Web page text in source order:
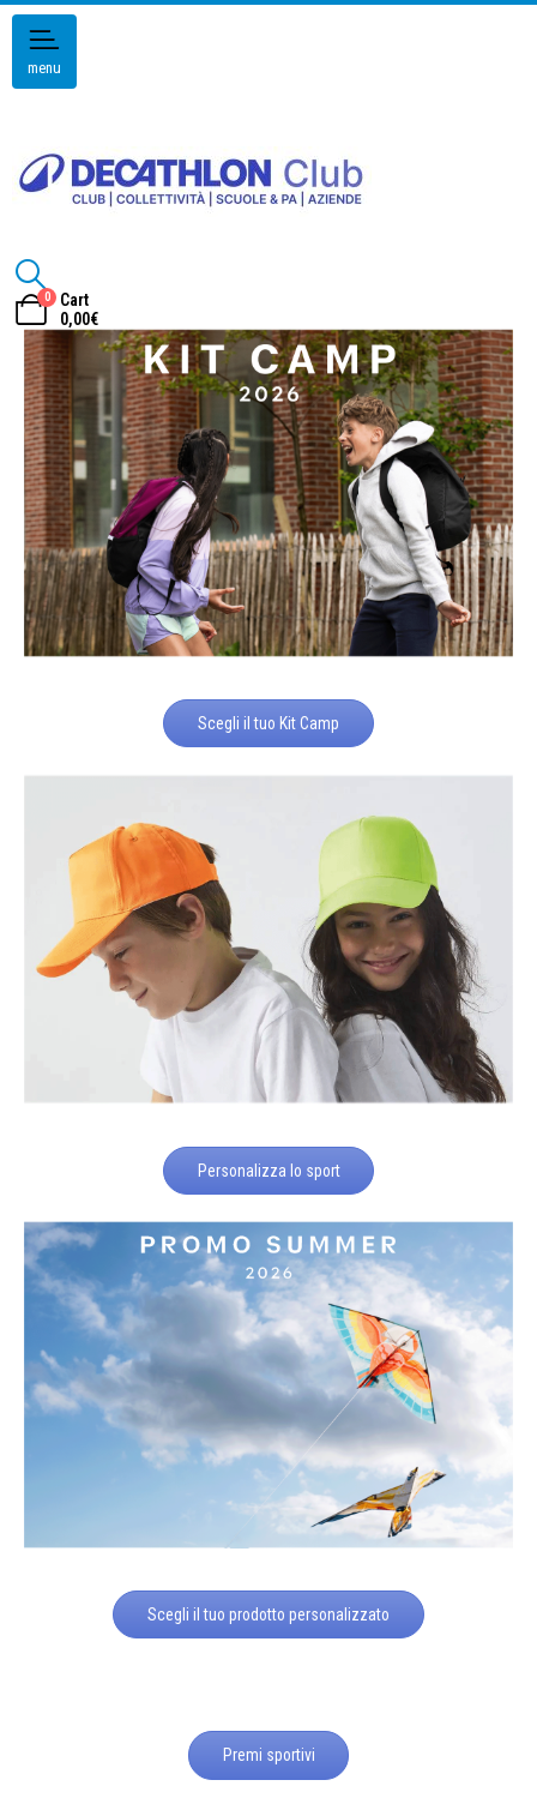
menu
0
Cart
0,00€
Scegli il tuo Kit Camp
Personalizza lo sport
Scegli il tuo prodotto personalizzato
Premi sportivi